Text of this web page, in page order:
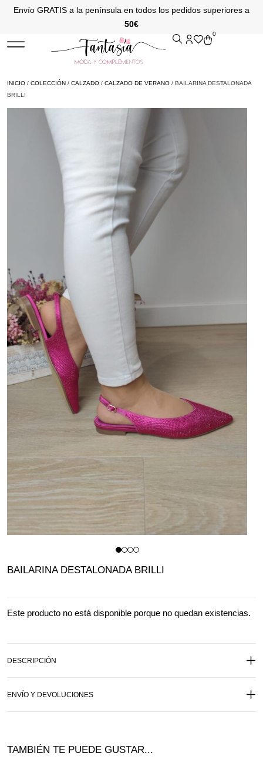
Envío GRATIS a la península en todos los pedidos superiores a
50€
0
INICIO / COLECCIÓN / CALZADO / CALZADO DE VERANO / BAILARINA DESTALONADA
BRILLI
BAILARINA DESTALONADA BRILLI
Este producto no está disponible porque no quedan existencias.
DESCRIPCIÓN
ENVÍO Y DEVOLUCIONES
TAMBIÉN TE PUEDE GUSTAR...